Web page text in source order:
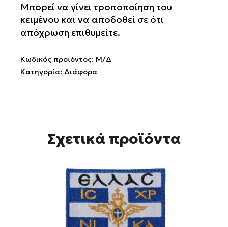
Μπορεί να γίνει τροποποίηση του
κειμένου και να αποδοθεί σε ότι
απόχρωση επιθυμείτε.
Κωδικός προϊόντος: Μ/Δ
Κατηγορία: Διάφορα
Σχετικά προϊόντα